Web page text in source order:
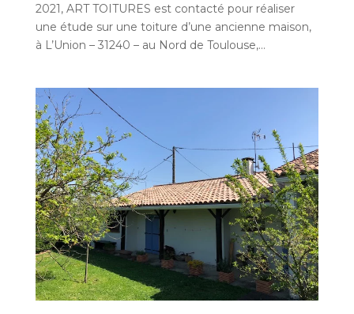
2021, ART TOITURES est contacté pour réaliser
une étude sur une toiture d’une ancienne maison,
à L’Union – 31240 – au Nord de Toulouse,...